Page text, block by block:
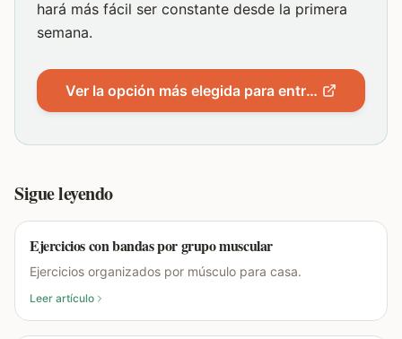
hará más fácil ser constante desde la primera
semana.
Ver la opción más elegida para entrenar en casa
Sigue leyendo
Ejercicios con bandas por grupo muscular
Ejercicios organizados por músculo para casa.
Leer artículo